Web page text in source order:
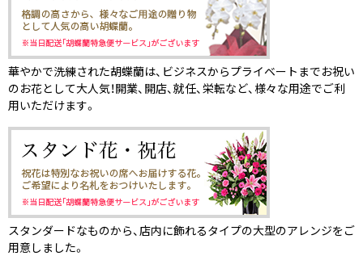
華やかで洗練された胡蝶蘭は、ビジネスからプライベートまでお祝い
のお花として大人気！開業、開店、就任、栄転など、様々な用途でご利
用いただけます。
スタンダードなものから、店内に飾れるタイプの大型のアレンジをご
用意しました。